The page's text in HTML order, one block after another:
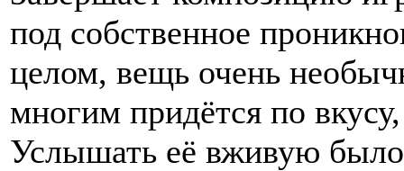
под собственное
целом, вещь очень
многим придётся по
Услышать её вживую